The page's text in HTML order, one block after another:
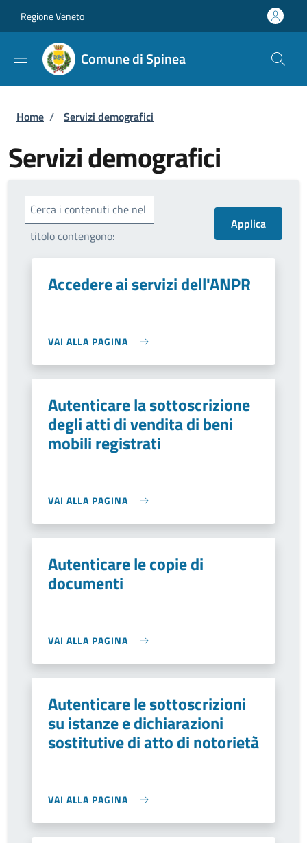
Regione Veneto
Comune di Spinea
Briciole di pane
Home / Servizi demografici
Servizi demografici
Cerca i contenuti che nel
titolo contengono:
Accedere ai servizi dell'ANPR
VAI ALLA PAGINA
Autenticare la sottoscrizione
degli atti di vendita di beni
mobili registrati
VAI ALLA PAGINA
Autenticare le copie di
documenti
VAI ALLA PAGINA
Autenticare le sottoscrizioni
su istanze e dichiarazioni
sostitutive di atto di notorietà
VAI ALLA PAGINA